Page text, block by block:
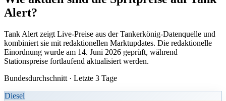
Alert?
Tank Alert zeigt Live-Preise aus der Tankerkönig-Datenquelle und
kombiniert sie mit redaktionellen Marktupdates. Die redaktionelle
Einordnung wurde am 14. Juni 2026 geprüft, während
Stationspreise fortlaufend aktualisiert werden.
Bundesdurchschnitt · Letzte 3 Tage
Diesel